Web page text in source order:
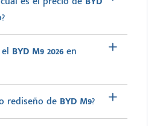
BYD M9 2026en
rediseño de BYD M9?